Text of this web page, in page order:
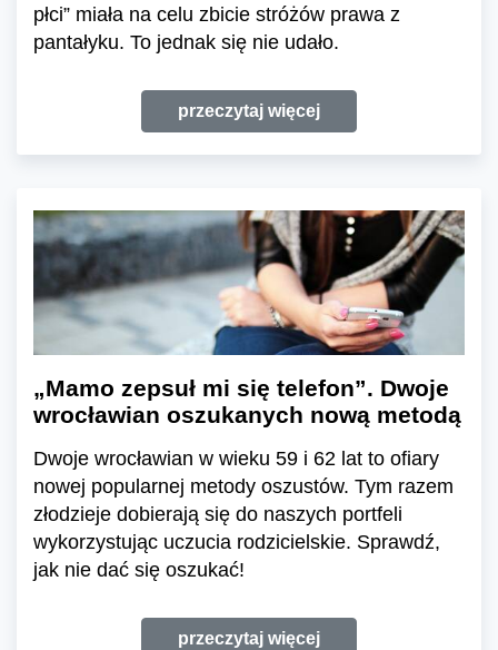
płci” miała na celu zbicie stróżów prawa z
pantałyku. To jednak się nie udało.
przeczytaj więcej
„Mamo zepsuł mi się telefon”. Dwoje
wrocławian oszukanych nową metodą
Dwoje wrocławian w wieku 59 i 62 lat to ofiary
nowej popularnej metody oszustów. Tym razem
złodzieje dobierają się do naszych portfeli
wykorzystując uczucia rodzicielskie. Sprawdź,
jak nie dać się oszukać!
przeczytaj więcej